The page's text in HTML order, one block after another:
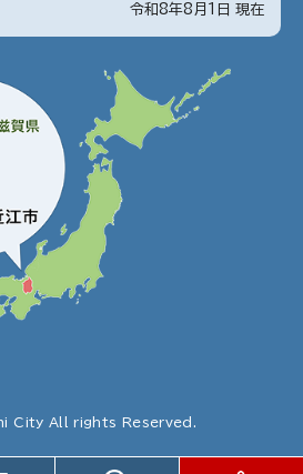
令和8年8月1日 現在
City All rights Reserved.